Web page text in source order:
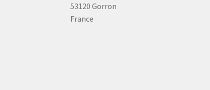
53120 Gorron
France